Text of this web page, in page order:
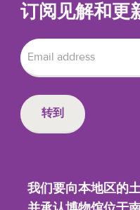
订阅见解和更
我们要向本地区的